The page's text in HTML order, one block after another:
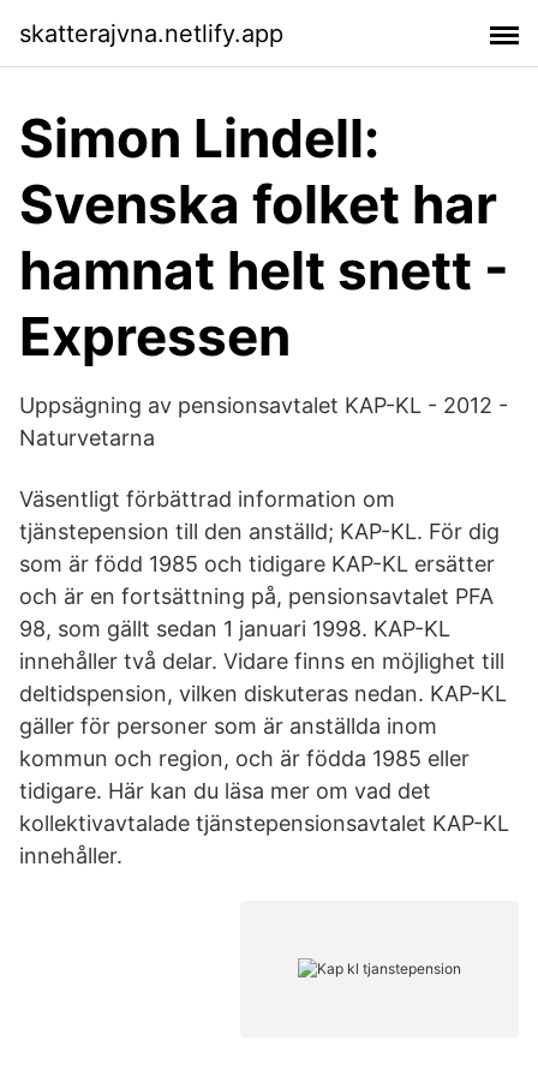
skatterajvna.netlify.app
Simon Lindell:
Svenska folket har
hamnat helt snett -
Expressen
Uppsägning av pensionsavtalet KAP-KL - 2012 -
Naturvetarna
Väsentligt förbättrad information om
tjänstepension till den anställd; KAP-KL. För dig
som är född 1985 och tidigare KAP-KL ersätter
och är en fortsättning på, pensionsavtalet PFA
98, som gällt sedan 1 januari 1998. KAP-KL
innehåller två delar. Vidare finns en möjlighet till
deltidspension, vilken diskuteras nedan. KAP-KL
gäller för personer som är anställda inom
kommun och region, och är födda 1985 eller
tidigare. Här kan du läsa mer om vad det
kollektivavtalade tjänstepensionsavtalet KAP-KL
innehåller.